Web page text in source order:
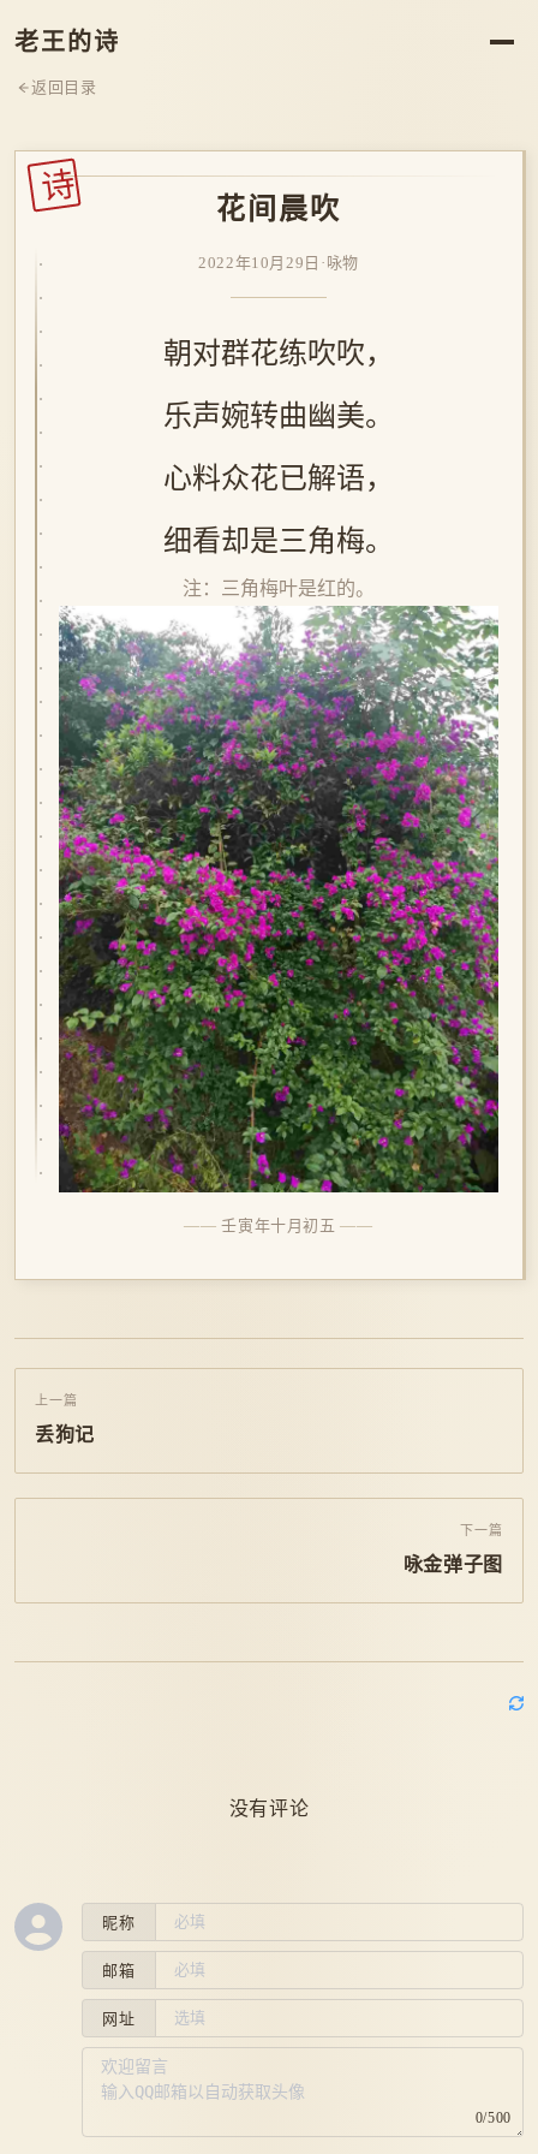
老王的诗
返回目录
诗
花间晨吹
2022年10月29日 · 咏物
朝对群花练吹吹，
乐声婉转曲幽美。
心料众花已解语，
细看却是三角梅。
注：三角梅叶是红的。
壬寅年十月初五
上一篇
丢狗记
下一篇
咏金弹子图
昵称
邮箱
网址
0/500
没有评论